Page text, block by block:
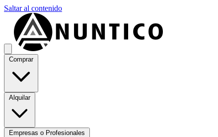
Saltar al contenido
Comprar
Alquilar
Empresas o Profesionales